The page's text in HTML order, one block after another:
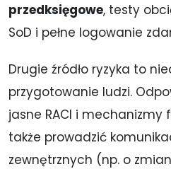
przedksięgowe, testy
SoD i pełne logowanie
Drugie źródło ryzyka to
przygotowanie ludzi.
jasne RACI i mechanizmy
także prowadzić
zewnętrznych (np. o